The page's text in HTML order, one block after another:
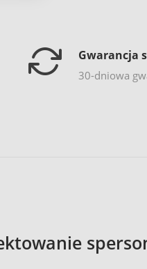
Gwarancja
30-dniowa